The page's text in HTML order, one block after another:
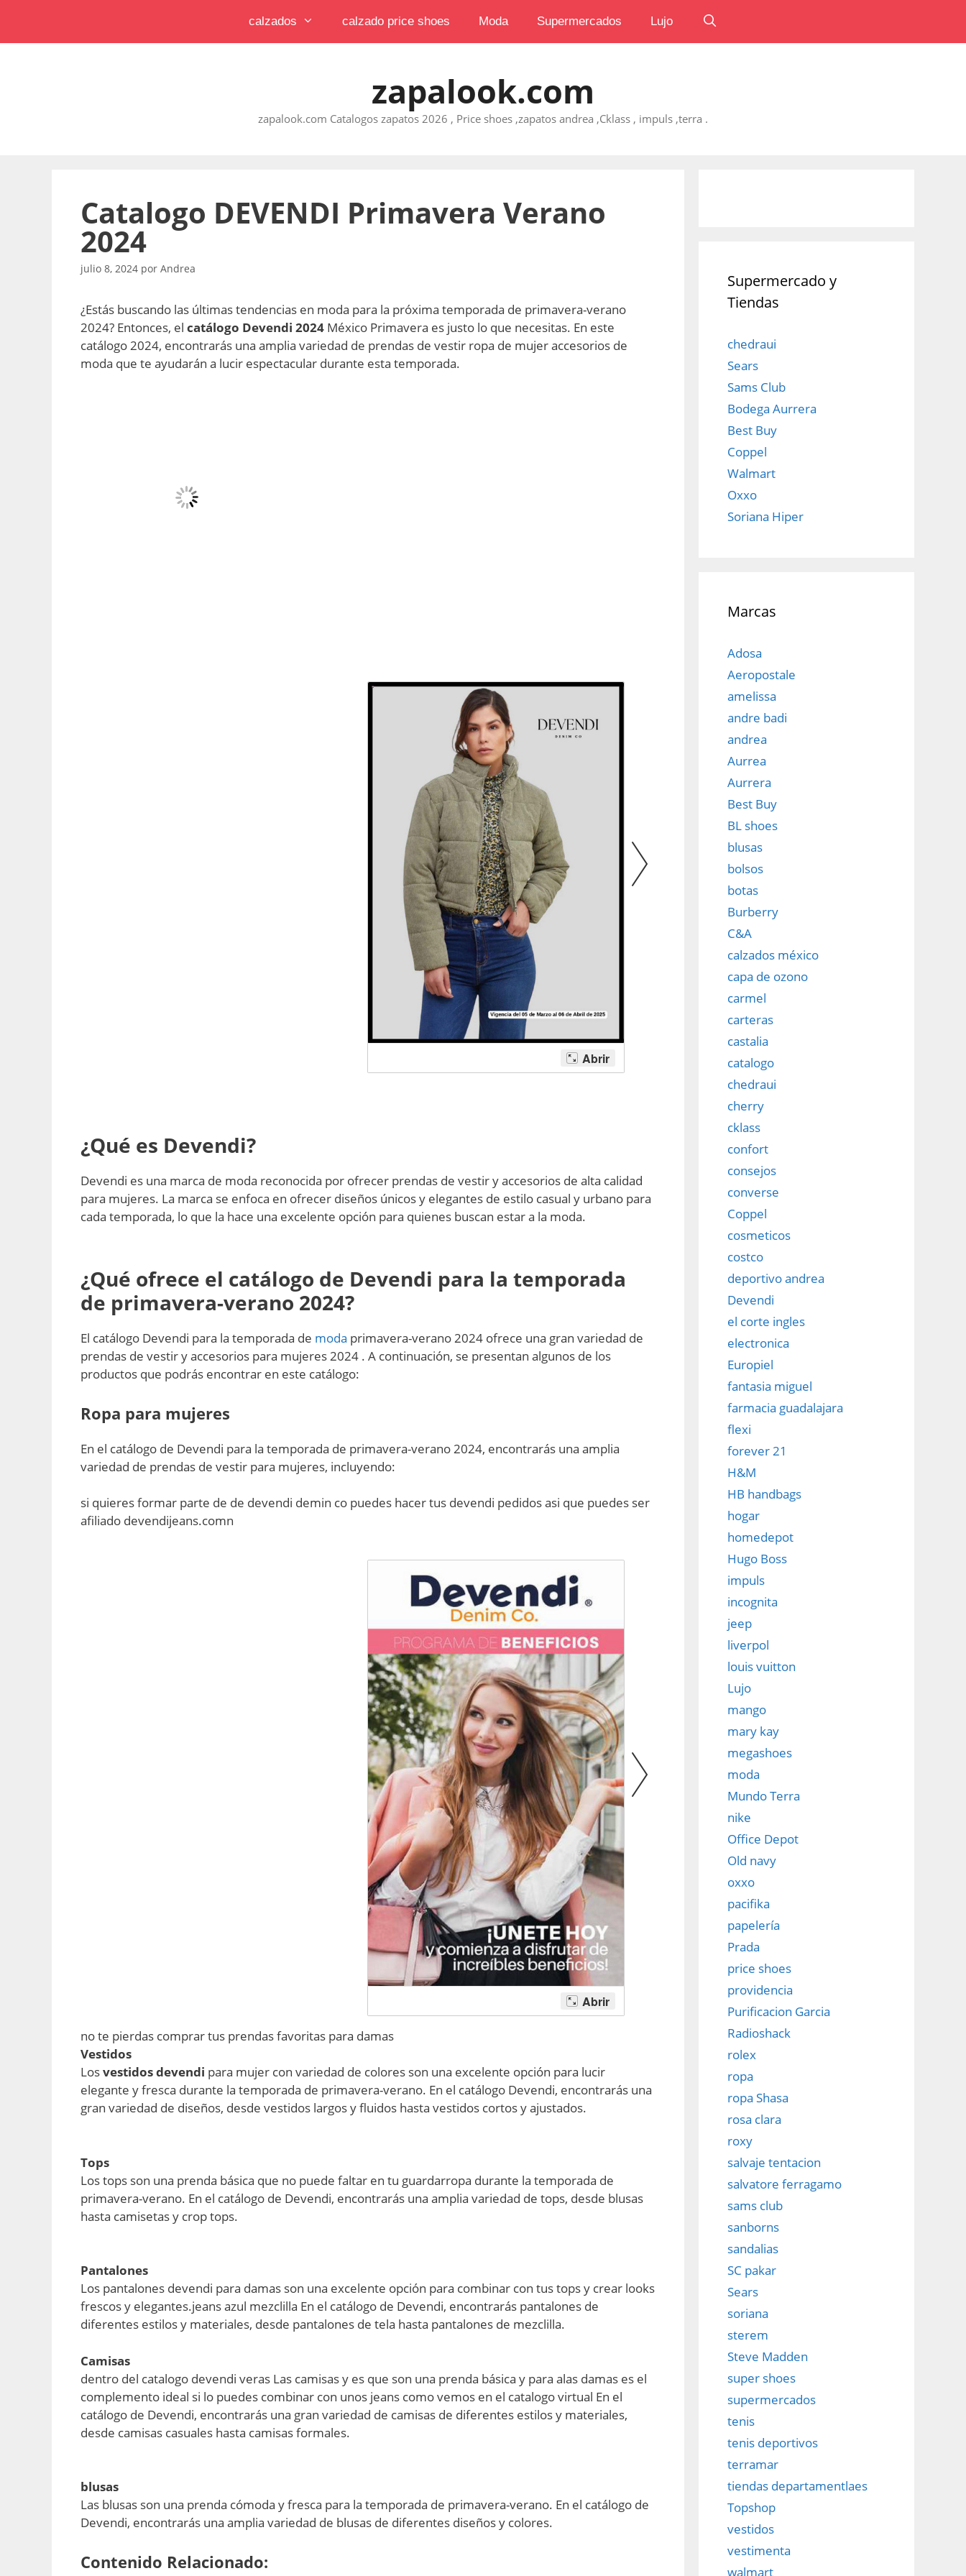
contenido
calzados calzado price shoes Moda Supermercados Lujo
zapalook.com
zapalook.com Catalogos zapatos 2026 , Price shoes ,zapatos andrea ,Cklass , impuls ,terra .
Catalogo DEVENDI Primavera Verano
2024
julio 8, 2024 por Andrea
¿Estás buscando las últimas tendencias en moda para la próxima temporada de primavera-verano
2024? Entonces, el catálogo Devendi 2024 México Primavera es justo lo que necesitas. En este
catálogo 2024, encontrarás una amplia variedad de prendas de vestir ropa de mujer accesorios de
moda que te ayudarán a lucir espectacular durante esta temporada.
¿Qué es Devendi?
Devendi es una marca de moda reconocida por ofrecer prendas de vestir y accesorios de alta calidad
para mujeres. La marca se enfoca en ofrecer diseños únicos y elegantes de estilo casual y urbano para
cada temporada, lo que la hace una excelente opción para quienes buscan estar a la moda.
¿Qué ofrece el catálogo de Devendi para la temporada
de primavera-verano 2024?
El catálogo Devendi para la temporada de moda primavera-verano 2024 ofrece una gran variedad de
prendas de vestir y accesorios para mujeres 2024 . A continuación, se presentan algunos de los
productos que podrás encontrar en este catálogo:
Ropa para mujeres
En el catálogo de Devendi para la temporada de primavera-verano 2024, encontrarás una amplia
variedad de prendas de vestir para mujeres, incluyendo:
si quieres formar parte de de devendi demin co puedes hacer tus devendi pedidos asi que puedes ser
afiliado devendijeans.comn
no te pierdas comprar tus prendas favoritas para damas
Vestidos
Losvestidos devendi para mujer con variedad de colores son una excelente opción para lucir
elegante y fresca durante la temporada de primavera-verano. En el catálogo Devendi, encontrarás una
gran variedad de diseños, desde vestidos largos y fluidos hasta vestidos cortos y ajustados.
Tops
Los tops son una prenda básica que no puede faltar en tu guardarropa durante la temporada de
primavera-verano. En el catálogo de Devendi, encontrarás una amplia variedad de tops, desde blusas
hasta camisetas y crop tops.
Pantalones
Los pantalones devendi para damas son una excelente opción para combinar con tus tops y crear looks
frescos y elegantes.jeans azul mezclilla En el catálogo de Devendi, encontrarás pantalones de
diferentes estilos y materiales, desde pantalones de tela hasta pantalones de mezclilla.
Camisas
dentro del catalogo devendi veras Las camisas y es que son una prenda básica y para alas damas es el
complemento ideal si lo puedes combinar con unos jeans como vemos en el catalogo virtual En el
catálogo de Devendi, encontrarás una gran variedad de camisas de diferentes estilos y materiales,
desde camisas casuales hasta camisas formales.
blusas
Las blusas son una prenda cómoda y fresca para la temporada de primavera-verano. En el catálogo de
Devendi, encontrarás una amplia variedad de blusas de diferentes diseños y colores.
Contenido Relacionado:
Supermercado y
Tiendas
chedraui
Sears
Sams Club
Bodega Aurrera
Best Buy
Coppel
Walmart
Oxxo
Soriana Hiper
Marcas
Adosa
Aeropostale
amelissa
andre badi
andrea
Aurrea
Aurrera
Best Buy
BL shoes
blusas
bolsos
botas
Burberry
C&A
calzados méxico
capa de ozono
carmel
carteras
castalia
catalogo
chedraui
cherry
cklass
confort
consejos
converse
Coppel
cosmeticos
costco
deportivo andrea
Devendi
el corte ingles
electronica
Europiel
fantasia miguel
farmacia guadalajara
flexi
forever 21
H&M
HB handbags
hogar
homedepot
Hugo Boss
impuls
incognita
jeep
liverpol
louis vuitton
Lujo
mango
mary kay
megashoes
moda
Mundo Terra
nike
Office Depot
Old navy
oxxo
pacifika
papelería
Prada
price shoes
providencia
Purificacion Garcia
Radioshack
rolex
ropa
ropa Shasa
rosa clara
roxy
salvaje tentacion
salvatore ferragamo
sams club
sanborns
sandalias
SC pakar
Sears
soriana
sterem
Steve Madden
super shoes
supermercados
tenis
tenis deportivos
terramar
tiendas departamentlaes
Topshop
vestidos
vestimenta
walmart